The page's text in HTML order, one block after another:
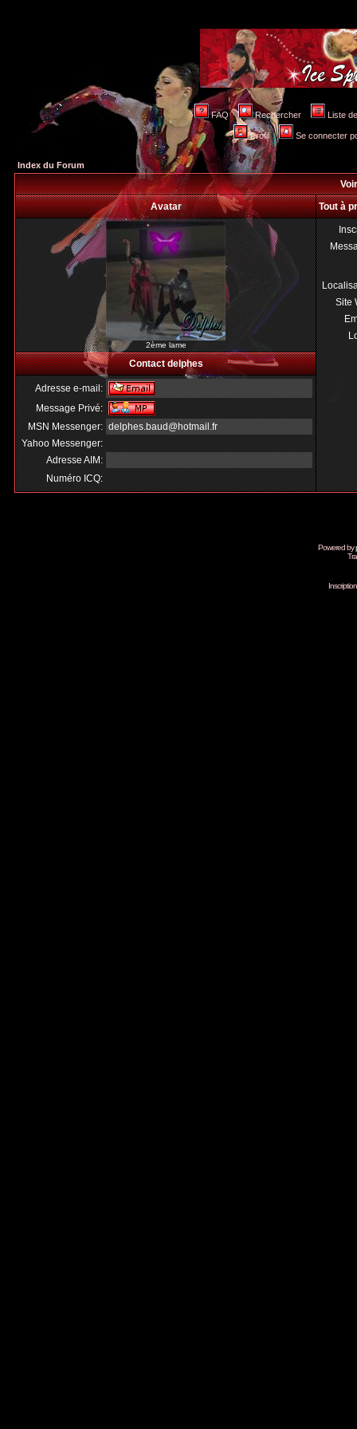
FAQ Rechercher Liste
Profil Se connecter
Index du Forum
Avatar
Tout à
2ème lame
Site
Contact delphes
Adresse e-mail:
Message Privé:
MSN Messenger: delphes.baud@hotmail.fr
Yahoo Messenger:
Adresse AIM:
Numéro ICQ:
Powered by